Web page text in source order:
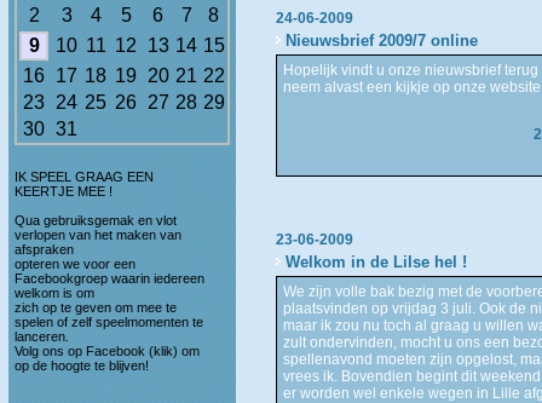
2
3 4 5 6 7
8
9
10 11 12 13 14 15
16 17 18 19 20 21 22
23 24 25 26 27 28 29
30 31
IK SPEEL GRAAG EEN
KEERTJE MEE !
Qua gebruiksgemak en vlot
verlopen van het maken van
afspraken
opteren we voor een
Facebookgroep waarin iedereen
welkom is om
zich op te geven om mee te
spelen of zelf speelmomenten te
lanceren.
Volg ons op Facebook (klik) om
op de hoogte te blijven!
24-06-2009
Nieuwsbrief 2009/7 online
Hopelijk vindt u onze nieuwsbrief
neem alvast een kijkje op onze
23-06-2009
Welkom in de Lilse hel !
We zijn volle bak bezig met de
plaatsvinden op vrijdag 3 juli. Ook de
maar ik zou nu toch al graag u willen
zult ondervinden, mocht u ons een
spellenavond moeten zijn opgelost,
vrees ik. Bovendien begint dit
er worden wel enkele wegen in Lille